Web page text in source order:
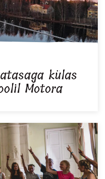
külas
Motora